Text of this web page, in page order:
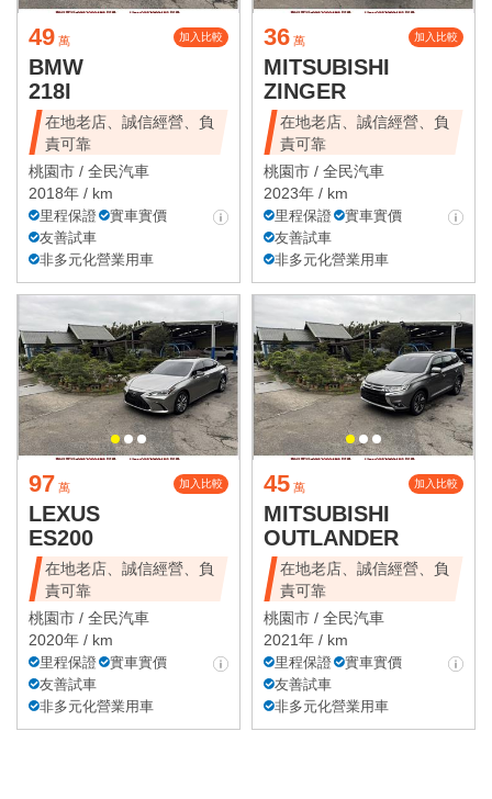
49 萬 加入比較
BMW
218I
在地老店、誠信經營、負
責可靠
桃園市 / 全民汽車
2018年 / km
里程保證
實車實價
友善試車
非多元化營業用車
36 萬 加入比較
MITSUBISHI
ZINGER
在地老店、誠信經營、負
責可靠
桃園市 / 全民汽車
2023年 / km
里程保證
實車實價
友善試車
非多元化營業用車
97 萬 加入比較
LEXUS
ES200
在地老店、誠信經營、負
責可靠
桃園市 / 全民汽車
2020年 / km
里程保證
實車實價
友善試車
非多元化營業用車
45 萬 加入比較
MITSUBISHI
OUTLANDER
在地老店、誠信經營、負
責可靠
桃園市 / 全民汽車
2021年 / km
里程保證
實車實價
友善試車
非多元化營業用車